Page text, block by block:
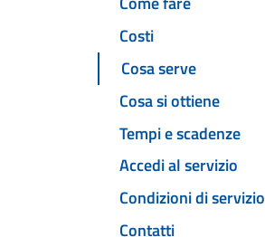
Costi
Cosa serve
Cosa si ottiene
Tempi e scadenze
Accedi al servizio
Condizioni di servizio
Contatti